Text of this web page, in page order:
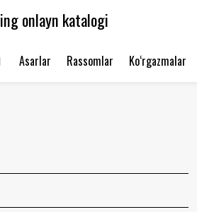
onlayn katalogi
Ko‘rgazmalar
Rassomlar
Asarlar